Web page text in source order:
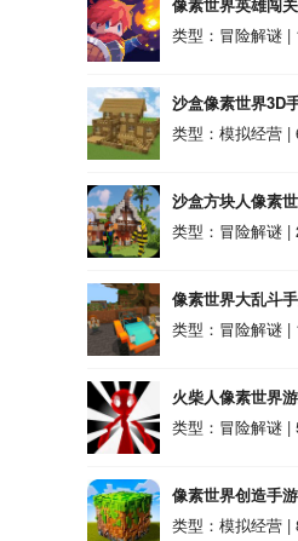
类型：冒险解谜 |
沙盒像素世界3D
类型：模拟经营 |
沙盒方块人像素
类型：冒险解谜 |
像素世界大乱斗
类型：冒险解谜 |
火柴人像素世界
类型：冒险解谜 |
像素世界创造手
类型：模拟经营 |